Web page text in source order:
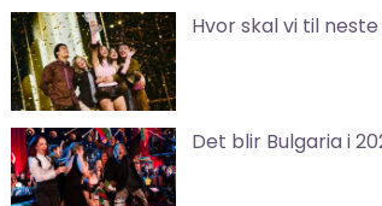
Hvor skal vi til
Det blir Bulgaria i